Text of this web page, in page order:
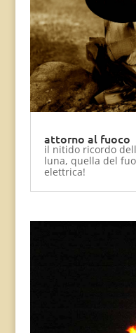
attorno al fuoco
il nitido ricordo
luna, quella del
elettrica!